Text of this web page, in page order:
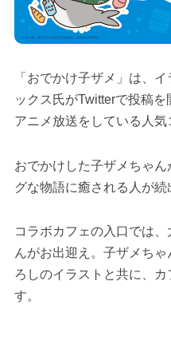
「おでかけ子ザメ」は、
ックス氏がTwitterで投稿
アニメ放送をしている人気
おでかけした子ザメちゃ
グな物語に癒される人が続
コラボカフェの入口では
んがお出迎え。子ザメち
ろしのイラストと共に、
す。